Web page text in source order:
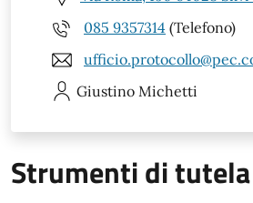
085 9357314 (Telefono)
Giustino Michetti
Strumenti di tutela